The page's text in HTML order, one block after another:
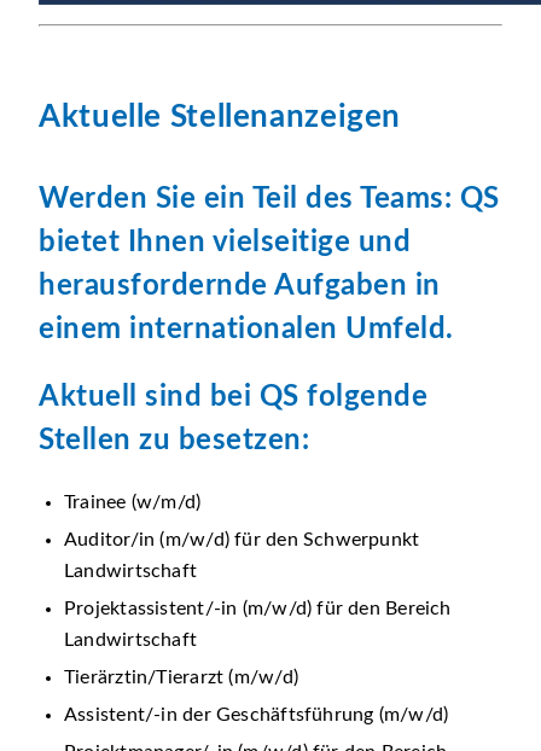
Aktuelle Stellenanzeigen
Werden Sie ein Teil des Teams: QS
bietet Ihnen vielseitige und
herausfordernde Aufgaben in
einem internationalen Umfeld.
Aktuell sind bei QS folgende
Stellen zu besetzen:
Trainee (w/m/d)
Auditor/in (m/w/d) für den Schwerpunkt
Landwirtschaft
Projektassistent/-in (m/w/d) für den Bereich
Landwirtschaft
Tierärztin/Tierarzt (m/w/d)
Assistent/-in der Geschäftsführung (m/w/d)